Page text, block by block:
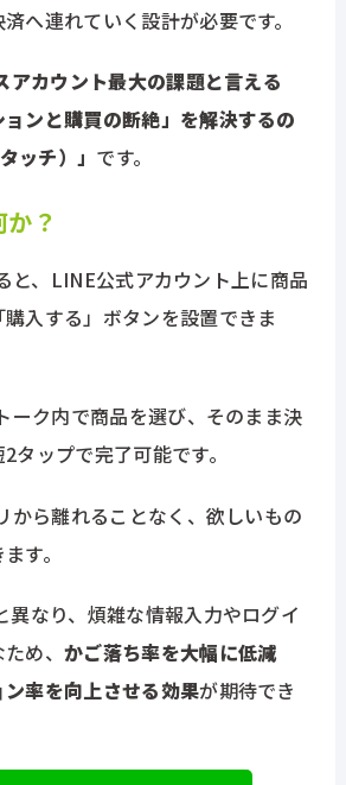
へ連れていく設計が必要です。
アカウント最大の課題と言える
ョンと購買の断絶」を解決するの
ッチ）」 です。
？
と、LINE公式アカウント上に商品
入する」ボタンを設置できま
ーク内で商品を選び、そのまま決
タップで完了可能です。
から離れることなく、欲しいもの
す。
異なり、煩雑な情報入力やログイ
め、 かご落ち率を大幅に低減
率を向上させる効果が期待でき